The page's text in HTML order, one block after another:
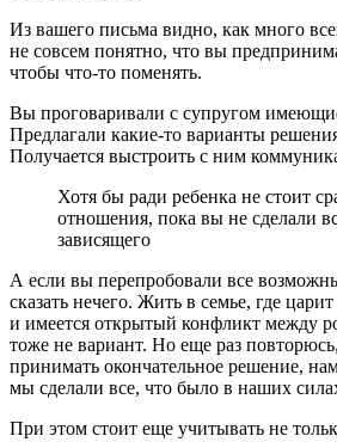
Из вашего письма видно, как много
не совсем понятно, что вы
чтобы что-то поменять.
Вы проговаривали с супругом
Предлагали какие-то варианты
Получается выстроить с ним
Хотя бы ради ребенка не стоит
отношения, пока вы не сделали
зависящего
А если вы перепробовали все
сказать нечего. Жить в семье, где
и имеется открытый конфликт между
тоже не вариант. Но еще раз
принимать окончательное решение,
мы сделали все, что было в наших
При этом стоит еще учитывать не